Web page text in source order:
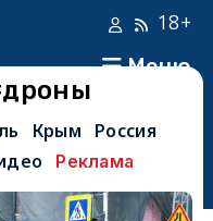
Меню
18+
Крым
Россия
Реклама